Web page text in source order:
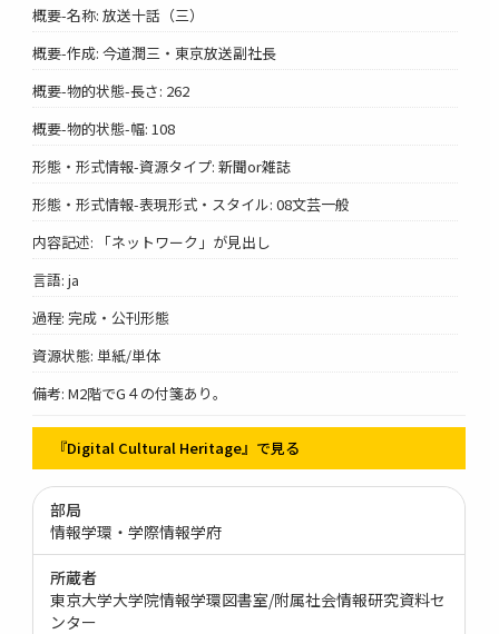
概要-名称: 放送十話（三）
概要-作成: 今道潤三・東京放送副社長
概要-物的状態-長さ: 262
概要-物的状態-幅: 108
形態・形式情報-資源タイプ: 新聞or雑誌
形態・形式情報-表現形式・スタイル: 08文芸一般
内容記述: 「ネットワーク」が見出し
言語: ja
過程: 完成・公刊形態
資源状態: 単紙/単体
備考: M2階でG４の付箋あり。
『Digital Cultural Heritage』で見る
部局
情報学環・学際情報学府
所蔵者
東京大学大学院情報学環図書室/附属社会情報研究資料セ
ンター